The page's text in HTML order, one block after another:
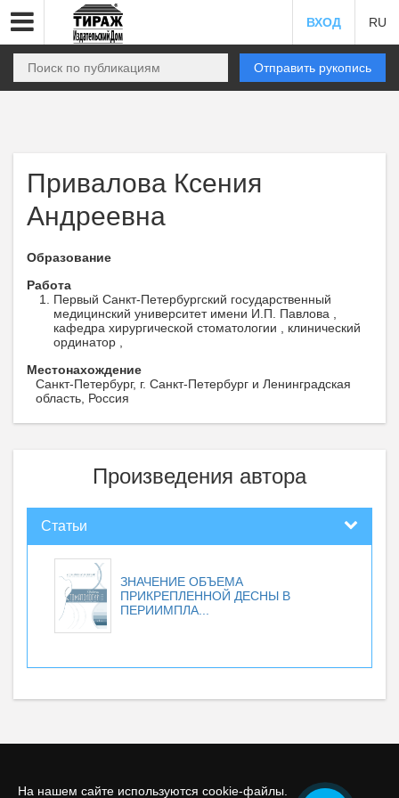
На нашем сайте используются cookie-файлы.
ВХОД RU
Отправить рукопись
Привалова Ксения
Андреевна
Образование
Работа
Первый Санкт-Петербургский государственный
медицинский университет имени И.П. Павлова ,
кафедра хирургической стоматологии , клинический
ординатор ,
Местонахождение
Санкт-Петербург, г. Санкт-Петербург и Ленинградская
область, Россия
Произведения автора
Статьи
ЗНАЧЕНИЕ ОБЪЕМА
ПРИКРЕПЛЕННОЙ ДЕСНЫ В
ПЕРИИМПЛА...